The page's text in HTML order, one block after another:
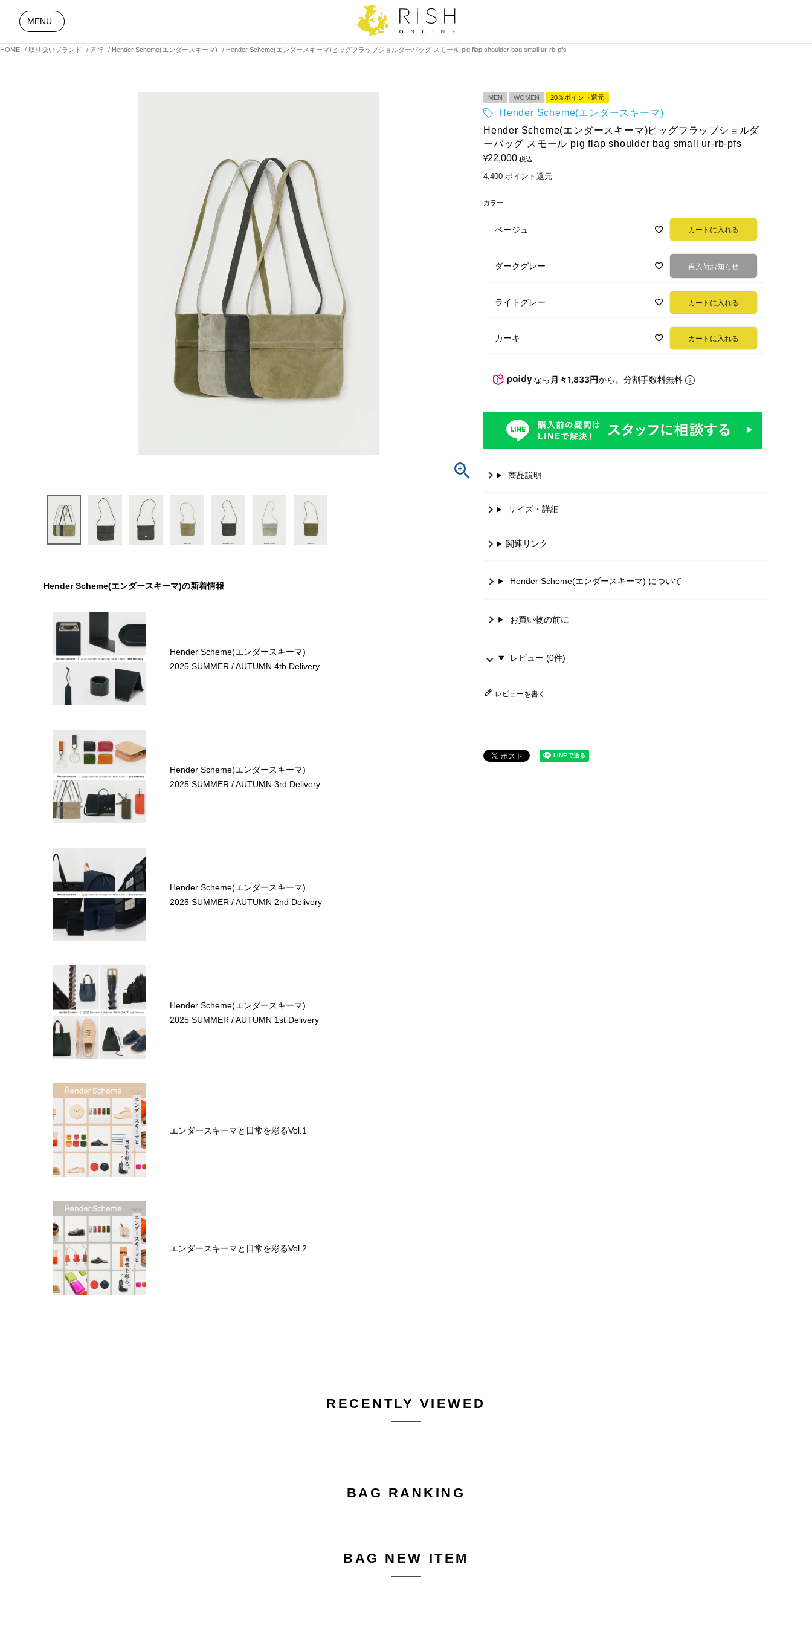
HOME 取り扱いブランド ア行 Hender Scheme(エンダースキーマ) Hender Scheme(エンダースキーマ)ピッグフラップショルダーバッグ スモール pig flap shoulder bag small ur-rb-pfs
MENU
Hender Scheme(エンダースキーマ)の新着情報
Hender Scheme(エンダースキーマ)
2025 SUMMER / AUTUMN 4th Delivery
Hender Scheme(エンダースキーマ)
2025 SUMMER / AUTUMN 3rd Delivery
Hender Scheme(エンダースキーマ)
2025 SUMMER / AUTUMN 2nd Delivery
Hender Scheme(エンダースキーマ)
2025 SUMMER / AUTUMN 1st Delivery
エンダースキーマと日常を彩るVol.1
エンダースキーマと日常を彩るVol.2
MEN WOMEN 20％ポイント還元
Hender Scheme(エンダースキーマ)
Hender Scheme(エンダースキーマ)ピッグフラップショルダ
ーバッグ スモール pig flap shoulder bag small ur-rb-pfs
¥22,000 税込
4,400 ポイント還元
カラー
ベージュ カートに入れる
ダークグレー 再入荷お知らせ
ライトグレー カートに入れる
カーキ カートに入れる
なら 月々1,833円から。分割手数料無料
商品説明
サイズ・詳細
関連リンク
Hender Scheme(エンダースキーマ) について
お買い物の前に
レビュー (0件)
レビューを書く
RECENTLY VIEWED
BAG RANKING
BAG NEW ITEM